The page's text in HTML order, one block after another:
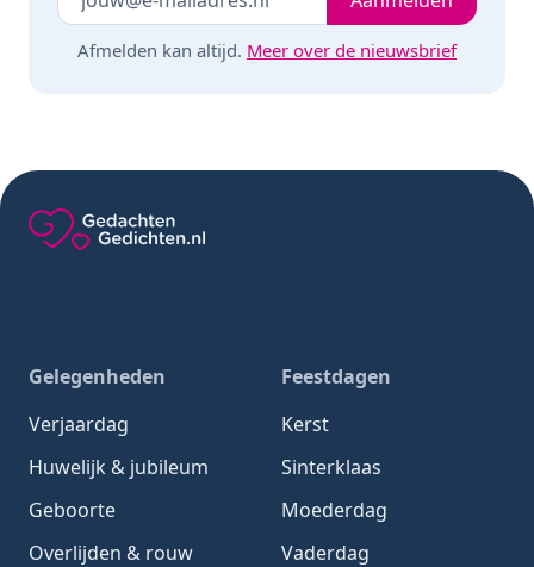
Afmelden kan altijd. Meer over de nieuwsbrief
Gelegenheden
Verjaardag
Huwelijk & jubileum
Geboorte
Overlijden & rouw
Feestdagen
Kerst
Sinterklaas
Moederdag
Vaderdag